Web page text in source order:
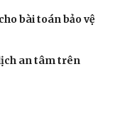
tâm hồn
bài toán bảo vệ
an tâm trên